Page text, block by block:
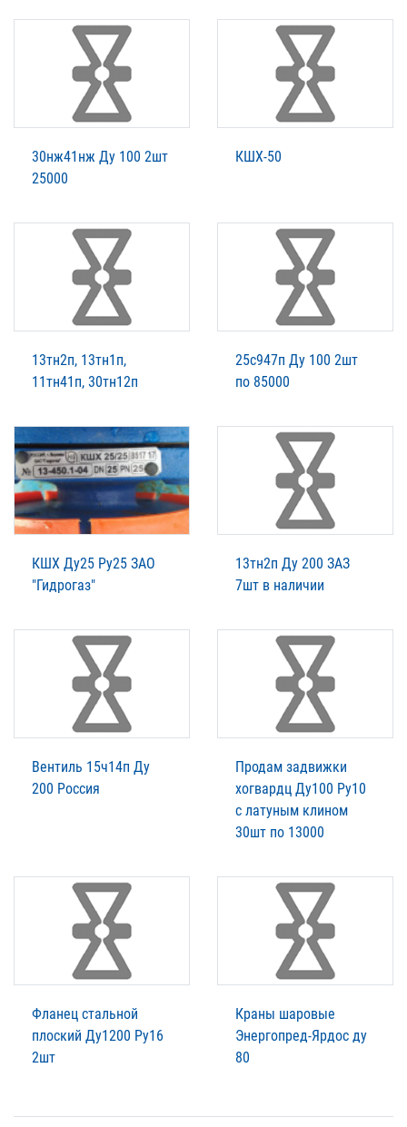
30нж41нж Ду 100 2шт
25000
КШХ-50
13тн2п, 13тн1п,
11тн41п, 30тн12п
25с947п Ду 100 2шт
по 85000
КШХ Ду25 Ру25 ЗАО
"Гидрогаз"
13тн2п Ду 200 ЗАЗ
7шт в наличии
Вентиль 15ч14п Ду
200 Россия
Продам задвижки
хогвардц Ду100 Ру10
с латуным клином
30шт по 13000
Фланец стальной
плоский Ду1200 Ру16
2шт
Краны шаровые
Энергопред-Ярдос ду
80